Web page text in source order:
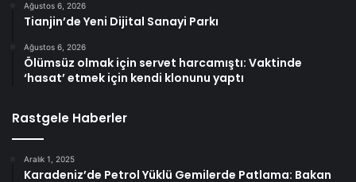
Ağustos 6, 2026
Tianjin’de Yeni Dijital Sanayi Parkı
Ağustos 6, 2026
Ölümsüz olmak için servet harcamıştı: Vaktinde
‘hasat’ etmek için kendi klonunu yaptı
Rastgele Haberler
Aralık 1, 2025
Karadeniz’de Petrol Yüklü Gemilerde Patlama: Bakan